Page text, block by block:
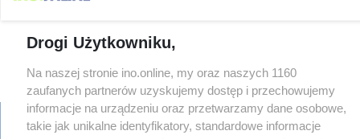
Drogi Użytkowniku,
Na naszej stronie ino.online, my oraz naszych 1160
zaufanych partnerów uzyskujemy dostęp i przechowujemy
informacje na urządzeniu oraz przetwarzamy dane osobowe,
takie jak unikalne identyfikatory, standardowe informacje